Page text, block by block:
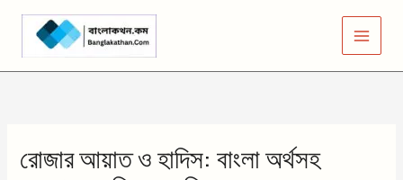
Skip
content
রোজার আয়াত ও হাদিস: বাংলা অর্থসহ